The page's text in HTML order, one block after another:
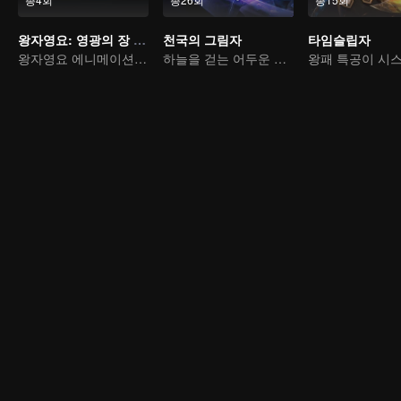
왕자영요: 영광의 장 부서진 달의 편
왕자영요 에니메이션 첫부작
천국의 그림자
하늘을 걷는 어두운 그림자, 혼을 불태워 마음을 지키다
타임슬립자